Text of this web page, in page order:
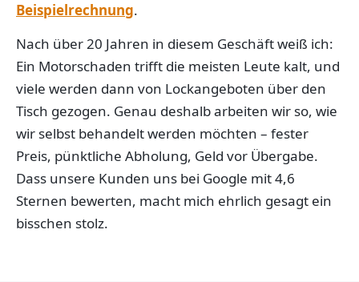
Beispielrechnung.
Nach über 20 Jahren in diesem Geschäft weiß ich:
Ein Motorschaden trifft die meisten Leute kalt, und
viele werden dann von Lockangeboten über den
Tisch gezogen. Genau deshalb arbeiten wir so, wie
wir selbst behandelt werden möchten – fester
Preis, pünktliche Abholung, Geld vor Übergabe.
Dass unsere Kunden uns bei Google mit 4,6
Sternen bewerten, macht mich ehrlich gesagt ein
bisschen stolz.